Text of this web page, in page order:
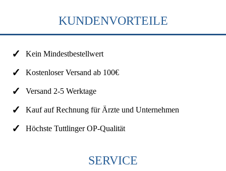
KUNDENVORTEILE
Kein Mindestbestellwert
Kostenloser Versand ab 100€
Versand 2-5 Werktage
Kauf auf Rechnung für Ärzte und Unternehmen
Höchste Tuttlinger OP-Qualität
SERVICE